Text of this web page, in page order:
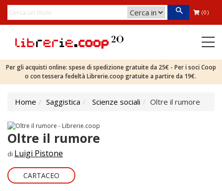
(0)
Per gli acquisti online: spese di spedizione gratuite da 25€ - Per i soci Coop
o con tessera fedeltà Librerie.coop gratuite a partire da 19€.
Home Saggistica Scienze sociali Oltre il rumore
Oltre il rumore
di Luigi Pistone
CARTACEO